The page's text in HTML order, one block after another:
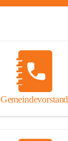
Gemeindevorstand